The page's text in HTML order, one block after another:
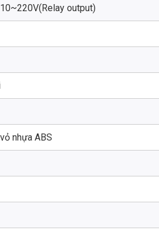
output)
nhựa ABS